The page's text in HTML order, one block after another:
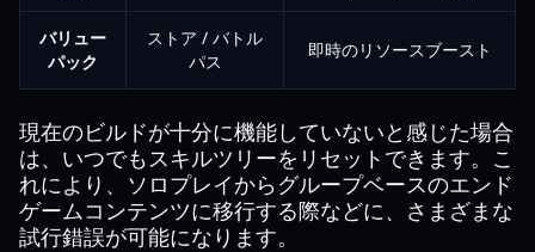
バリュー
パック
ストア / バトル
パス
即時のリソースブースト
現在のビルドが十分に機能していないと感じた場合
は、いつでもスキルツリーをリセットできます。こ
れにより、ソロプレイからグループベースのエンド
ゲームコンテンツに移行する際などに、さまざまな
試行錯誤が可能になります。